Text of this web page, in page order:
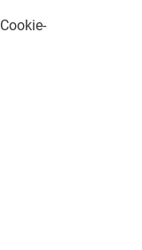
Cookie-